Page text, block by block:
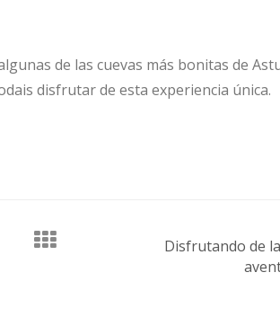
de las cuevas más bonitas de
disfrutar de esta experiencia única.
Disfrutando de